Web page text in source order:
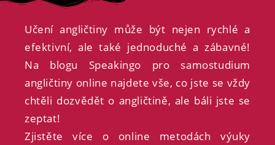
Učení angličtiny může být nejen rychlé a
efektivní, ale také jednoduché a zábavné!
Na blogu Speakingo pro samostudium
angličtiny online najdete vše, co jste se vždy
chtěli dozvědět o angličtině, ale báli jste se
zeptat!
Zjistěte více o online metodách výuky